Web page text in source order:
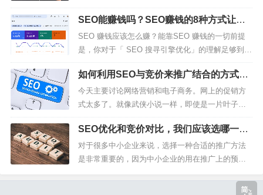
个，如果你要没方法，靠自己一个一个想，...
么如何从零开始学习SEO呢？SEO的工作主要就是
搜索引擎优化，是为了让优化的网站在搜索结果页
有良好的排名，那么学习SEO第一步就要先了解搜
索引擎。1、什么是搜索引擎？只要是获得网站网页
资料，建立数据库并提供...
SEO能赚钱吗？SEO赚钱的8种方式让你
月入破6位数！
SEO 赚钱应该怎么赚？能靠SEO 赚钱的一切前提
是，你对于「 SEO 搜寻引擎优化」的理解足够到
位，如果你对于SEO 懂得不够多，就算知道SEO
可以让你赚钱也没什么用，如果你想靠SEO 赚钱，
你应该将SEO 领域里面大部分的知识都学好，这样
就有机会靠SEO 赚取一些收入。SEO 是一门...
如何利用SEO与竞价来推广结合的方式推
广网站？
今天主要讨论网络营销和电子商务。网上的促销方
式太多了。就像武侠小说一样，即使是一片叶子，
也可能成为高手手中的致命武器。同样，在互联网
上，一个QQ空间可能会产生巨大的营销价值。今天
主要想比较一下SEO和竞价这两种推广方式。在以
后的日志中，将剖析大量的例子，让大家更容易理
SEO优化和竞价对比，我们应该选哪一
个？
对于很多中小企业来说，选择一种合适的推广方法
是非常重要的，因为中小企业的用在推广上的预算
会造成极大的损失，直接影响到企业的整体利润。